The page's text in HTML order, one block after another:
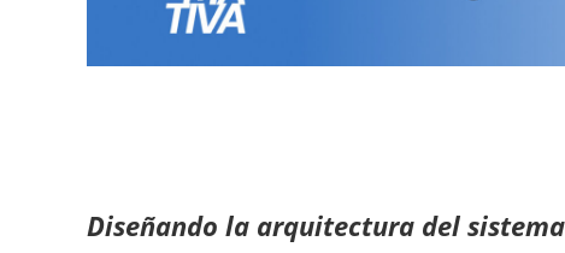
Diseñando la arquitectura del sistema